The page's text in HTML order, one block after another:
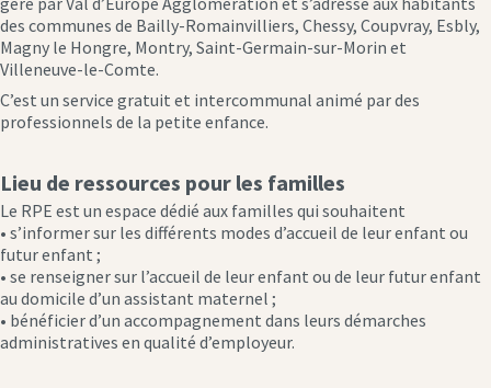
des communes de Bailly-Romainvilliers, Chessy, Coupvray, Esbly,
Magny le Hongre, Montry, Saint-Germain-sur-Morin et
Villeneuve-le-Comte.
C’est un service gratuit et intercommunal animé par des
professionnels de la petite enfance.
Lieu de ressources pour les familles
Le RPE est un espace dédié aux familles qui souhaitent
• s’informer sur les différents modes d’accueil de leur enfant ou
futur enfant ;
• se renseigner sur l’accueil de leur enfant ou de leur futur enfant
au domicile d’un assistant maternel ;
• bénéficier d’un accompagnement dans leurs démarches
administratives en qualité d’employeur.